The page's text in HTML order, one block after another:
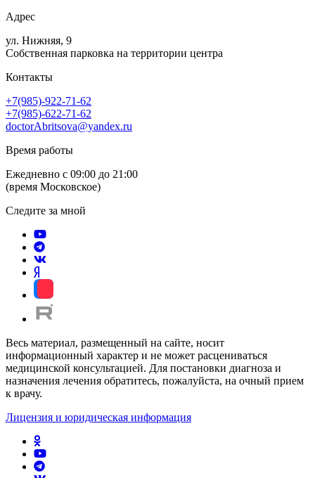
Адрес
ул. Нижняя, 9
Собственная парковка на территории центра
Контакты
+7(985)-922-71-62
+7(985)-622-71-62
doctorAbritsova@yandex.ru
Время работы
Ежедневно с 09:00 до 21:00
(время Московское)
Следите за мной
Весь материал, размещенный на сайте, носит
информационный характер и не может расцениваться
медицинской консультацией. Для постановки диагноза и
назначения лечения обратитесь, пожалуйста, на очный прием
к врачу.
Лицензия и юридическая информация